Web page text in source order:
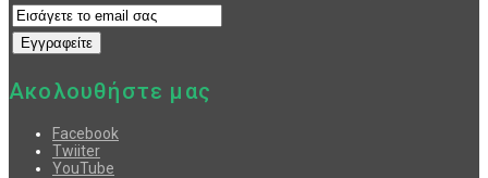
Ακολουθήστε μας
Facebook
Twiiter
YouTube